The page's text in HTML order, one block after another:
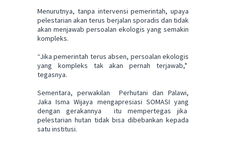
Menurutnya, tanpa intervensi pemerintah, upaya
pelestarian akan terus berjalan sporadis dan tidak
akan menjawab persoalan ekologis yang semakin
kompleks.
“Jika pemerintah terus absen, persoalan ekologis
yang kompleks tak akan pernah terjawab,"
tegasnya.
Sementara, perwakilan Perhutani dan Palawi,
Jaka Isma Wijaya mengapresiasi SOMASI yang
dengan gerakannya itu mempertegas jika
pelestarian hutan tidak bisa dibebankan kepada
satu institusi.